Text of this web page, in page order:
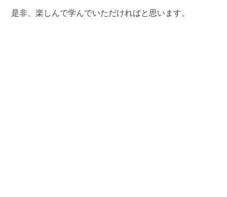
是非、楽しんで学んでいただければと思います。